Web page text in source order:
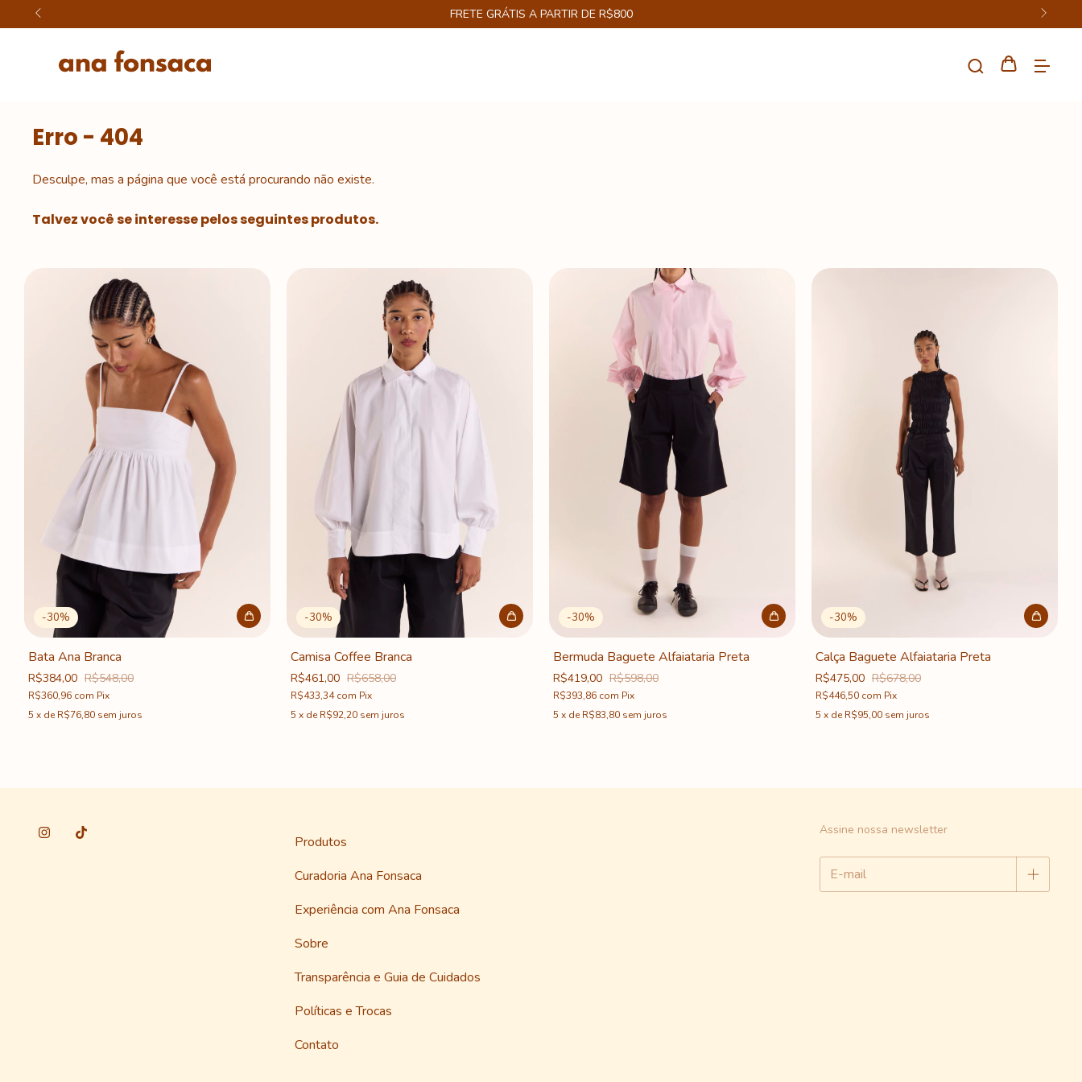
FRETE GRÁTIS A PARTIR DE R$800
Erro - 404
Desculpe, mas a página que você está procurando não existe.
Talvez você se interesse pelos seguintes produtos.
-30%
Bata Ana Branca
R$384,00 R$548,00
R$360,96 com Pix
5 x deR$76,80 sem juros
-30%
Camisa Coffee Branca
R$461,00 R$658,00
R$433,34com Pix
5 x deR$92,20 sem juros
-30%
Bermuda Baguete Alfaiataria Preta
R$419,00 R$598,00
R$393,86 com Pix
5 x deR$83,80 sem juros
-30%
Calça Baguete Alfaiataria Preta
R$475,00 R$678,00
R$446,50 com Pix
5 x deR$95,00 sem juros
Produtos
Curadoria Ana Fonsaca
Experiência com Ana Fonsaca
Sobre
Transparência e Guia de Cuidados
Políticas e Trocas
Contato
Assine nossa newsletter